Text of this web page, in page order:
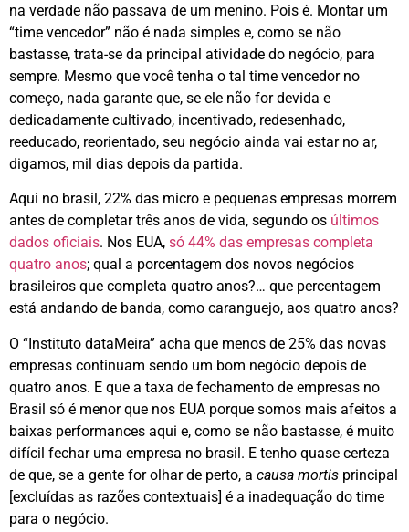
na verdade não passava de um menino. Pois é. Montar um
“time vencedor” não é nada simples e, como se não
bastasse, trata-se da principal atividade do negócio, para
sempre. Mesmo que você tenha o tal time vencedor no
começo, nada garante que, se ele não for devida e
dedicadamente cultivado, incentivado, redesenhado,
reeducado, reorientado, seu negócio ainda vai estar no ar,
digamos, mil dias depois da partida.
Aqui no brasil, 22% das micro e pequenas empresas morrem
antes de completar três anos de vida, segundo os últimos
dados oficiais. Nos EUA, só 44% das empresas completa
quatro anos; qual a porcentagem dos novos negócios
brasileiros que completa quatro anos?… que percentagem
está andando de banda, como caranguejo, aos quatro anos?
O “Instituto dataMeira” acha que menos de 25% das novas
empresas continuam sendo um bom negócio depois de
quatro anos. E que a taxa de fechamento de empresas no
Brasil só é menor que nos EUA porque somos mais afeitos a
baixas performances aqui e, como se não bastasse, é muito
difícil fechar uma empresa no brasil. E tenho quase certeza
de que, se a gente for olhar de perto, a causa mortis principal
[excluídas as razões contextuais] é a inadequação do time
para o negócio.